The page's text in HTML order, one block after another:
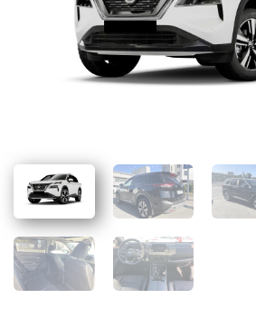
Оренда авто для фотосесії
Оренда авто для юридичних осіб
Оренда авто з ГБО
Оренда авто на добу
Оренда авто на захід
Оренда авто на місяць
Оренда авто на рік